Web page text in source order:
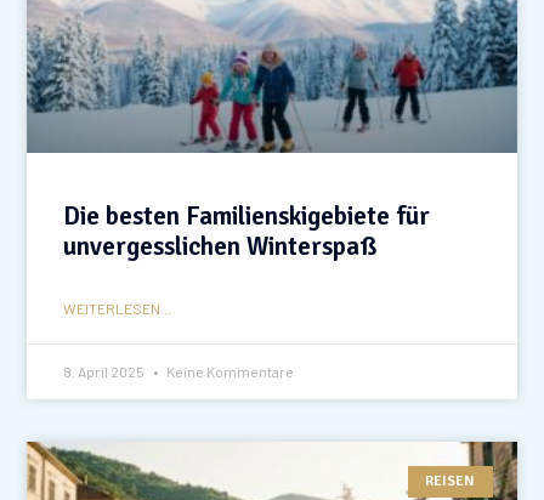
Die besten Familienskigebiete für
unvergesslichen Winterspaß
WEITERLESEN...
8. April 2025 Keine Kommentare
REISEN